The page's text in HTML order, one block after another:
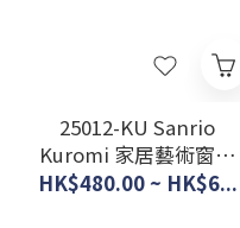
25012-KU Sanrio
Kuromi 家居藝術窗紗
(一套2塊) #JP-BD25-
HK$480.00 ~ HK$6...